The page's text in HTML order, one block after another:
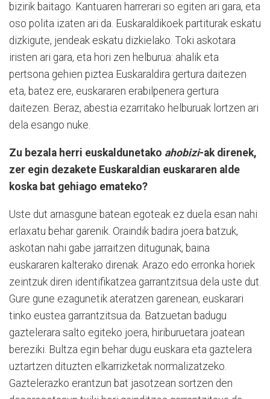
bizirik baitago. Kantuaren harrerari so egiten ari gara, eta
oso polita izaten ari da. Euskaraldikoek partiturak eskatu
dizkigute, jendeak eskatu dizkielako. Toki askotara
iristen ari gara, eta hori zen helburua: ahalik eta
pertsona gehien piztea Euskaraldira gertura daitezen
eta, batez ere, euskararen erabilpenera gertura
daitezen. Beraz, abestia ezarritako helburuak lortzen ari
dela esango nuke.
Zu bezala herri euskaldunetako ahobizi-ak direnek,
zer egin dezakete Euskaraldian euskararen alde
koska bat gehiago emateko?
Uste dut arnasgune batean egoteak ez duela esan nahi
erlaxatu behar garenik. Oraindik badira joera batzuk,
askotan nahi gabe jarraitzen ditugunak, baina
euskararen kalterako direnak. Arazo edo erronka horiek
zeintzuk diren identifikatzea garrantzitsua dela uste dut.
Gure gune ezagunetik ateratzen garenean, euskarari
tinko eustea garrantzitsua da. Batzuetan badugu
gaztelerara salto egiteko joera, hiriburuetara joatean
bereziki. Bultza egin behar dugu euskara eta gaztelera
uztartzen dituzten elkarrizketak normalizatzeko.
Gaztelerazko erantzun bat jasotzean sortzen den